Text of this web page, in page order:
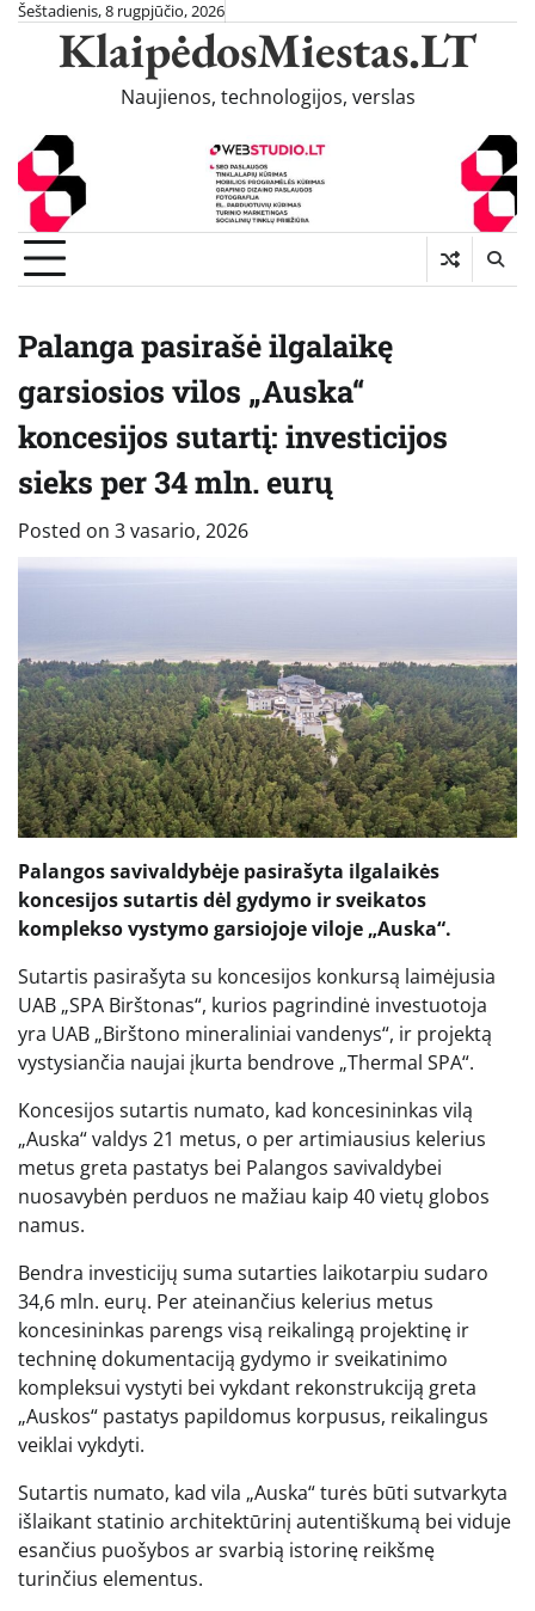
Skip
content
Šeštadienis, 8 rugpjūčio, 2026
KlaipėdosMiestas.LT
Naujienos, technologijos, verslas
Palanga pasirašė ilgalaikę
garsiosios vilos „Auska“
koncesijos sutartį: investicijos
sieks per 34 mln. eurų
Posted on 3 vasario, 2026
Palangos savivaldybėje pasirašyta ilgalaikės
koncesijos sutartis dėl gydymo ir sveikatos
komplekso vystymo garsiojoje viloje „Auska“.
Sutartis pasirašyta su koncesijos konkursą laimėjusia
UAB „SPA Birštonas“, kurios pagrindinė investuotoja
yra UAB „Birštono mineraliniai vandenys“, ir projektą
vystysiančia naujai įkurta bendrove „Thermal SPA“.
Koncesijos sutartis numato, kad koncesininkas vilą
„Auska“ valdys 21 metus, o per artimiausius kelerius
metus greta pastatys bei Palangos savivaldybei
nuosavybėn perduos ne mažiau kaip 40 vietų globos
namus.
Bendra investicijų suma sutarties laikotarpiu sudaro
34,6 mln. eurų. Per ateinančius kelerius metus
koncesininkas parengs visą reikalingą projektinę ir
techninę dokumentaciją gydymo ir sveikatinimo
kompleksui vystyti bei vykdant rekonstrukciją greta
„Auskos“ pastatys papildomus korpusus, reikalingus
veiklai vykdyti.
Sutartis numato, kad vila „Auska“ turės būti sutvarkyta
išlaikant statinio architektūrinį autentiškumą bei viduje
esančius puošybos ar svarbią istorinę reikšmę
turinčius elementus.